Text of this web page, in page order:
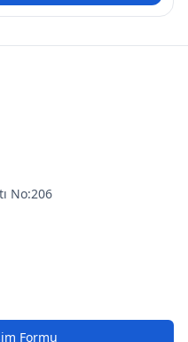
No:206
Formu